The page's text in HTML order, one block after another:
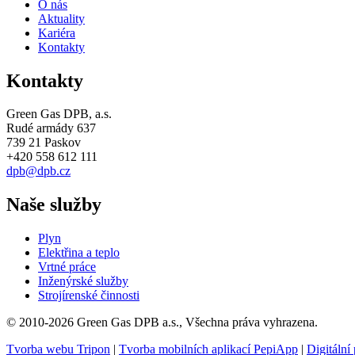
O nás
Aktuality
Kariéra
Kontakty
Kontakty
Green Gas DPB, a.s.
Rudé armády 637
739 21 Paskov
+420 558 612 111
dpb@dpb.cz
Naše služby
Plyn
Elektřina a teplo
Vrtné práce
Inženýrské služby
Strojírenské činnosti
© 2010-2026 Green Gas DPB a.s., Všechna práva vyhrazena.
Tvorba webu Tripon | Tvorba mobilních aplikací PepiApp | Digitální